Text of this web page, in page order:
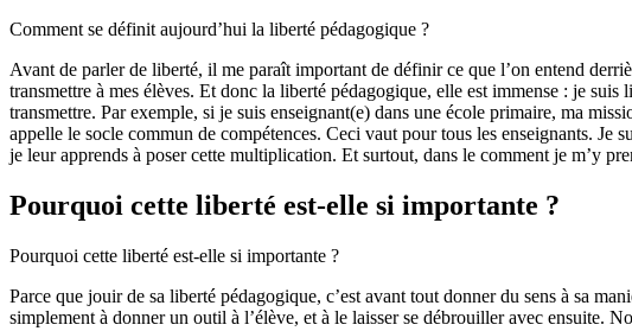
Comment se définit aujourd’hui la liberté pédagogique ?
Avant de parler de liberté, il me paraît important de définir ce que l’on entend
transmettre à mes élèves. Et donc la liberté pédagogique, elle est immense : je
transmettre. Par exemple, si je suis enseignant(e) dans une école primaire, ma
appelle le socle commun de compétences. Ceci vaut pour tous les enseignants. Je
je leur apprends à poser cette multiplication. Et surtout, dans le comment je m’y
Pourquoi cette liberté est-elle si importante ?
Pourquoi cette liberté est-elle si importante ?
Parce que jouir de sa liberté pédagogique, c’est avant tout donner du sens à sa
simplement à donner un outil à l’élève, et à le laisser se débrouiller avec ensuite.